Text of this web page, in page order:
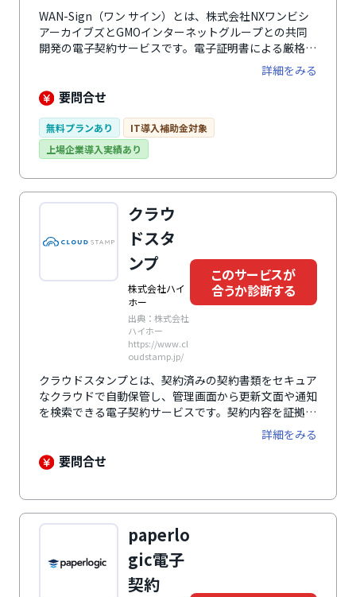
WAN-Sign（ワン サイン）とは、株式会社NXワンビシ
アーカイブズとGMOインターネットグループとの共同
開発の電子契約サービスです。電子証明書による厳格な
実印版締結と簡易的なメール認証による認印版締結がで
きます。それらのハイブリッド締結によって社内や社外
のあらゆる契約内容を組み合わせた締結も可能です。シ
契約も登録できます。そのため既存契約の一元管理がで
き、検索機能も備わっているので、必要な書類をすぐに
用意できます。実印版や認印版で契約締結した保管文書
にはタイムスタンプが付与されるので、書面の原本性が
保証されます。IPアドレスを制限でき、通信の暗号化に
より機密保持されるので、セキュリティ面でも安心して
詳細をみる
要問合せ
無料プランあり
IT導入補助金対象
上場企業導入実績あり
クラウ
ドスタ
ンプ
株式会社ハイ
ホー
出典：株式会社
ハイホー
https://www.cl
oudstamp.jp/
このサービスが
合うか診断する
クラウドスタンプとは、契約済みの契約書類をセキュア
なクラウドで自動保管し、管理画面から更新文面や通知
を検索できる電子契約サービスです。契約内容を証拠と
して残すためにクラウドスタンプ機能で電子書類に電子
証明書を付与し従来の押印契約と同様の証拠力が認めら
れています。web上で契約締結に必要なサインを行える
覧で閲覧すること、管理者が作成したテンプレートを紐
づけたユーザーの環境に対して反映させたりできるので
管理機能も充実しています。PDFファイルや宛先等の情
報をテンプレートとして利用できるので、業務を効率化
詳細をみる
要問合せ
paperlo
gic電子
契約